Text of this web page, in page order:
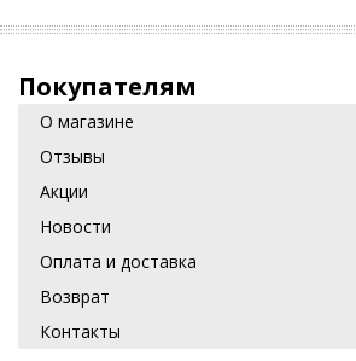
Покупателям
О магазине
Отзывы
Акции
Новости
Оплата и доставка
Возврат
Контакты